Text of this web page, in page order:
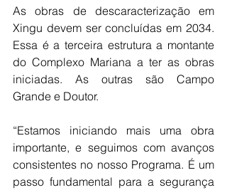
As obras de descaracterização em
Xingu devem ser concluídas em 2034.
Essa é a terceira estrutura a montante
do Complexo Mariana a ter as obras
iniciadas. As outras são Campo
Grande e Doutor.
“Estamos iniciando mais uma obra
importante, e seguimos com avanços
consistentes no nosso Programa. É um
passo fundamental para a segurança